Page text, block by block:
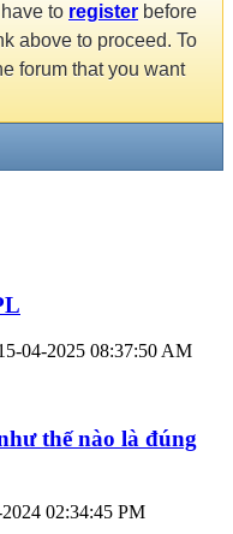
to register before
above to proceed. To
forum that you want
04-2025 08:37:50 AM
thế nào là đúng
02:34:45 PM